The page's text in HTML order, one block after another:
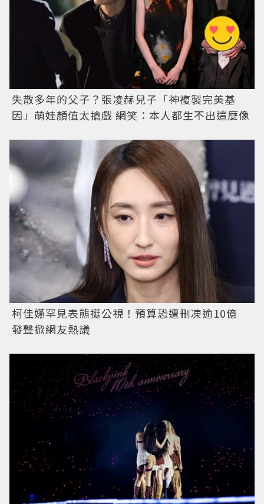
失散多年的父子？張凌赫兒子「神複製完美基
因」萌娃顏值太搶戲 網笑：本人都生不出這麼像
柯佳嬿罕見表態挺公視！預算恐遭刪凍逾10億
發聲掀網友熱議